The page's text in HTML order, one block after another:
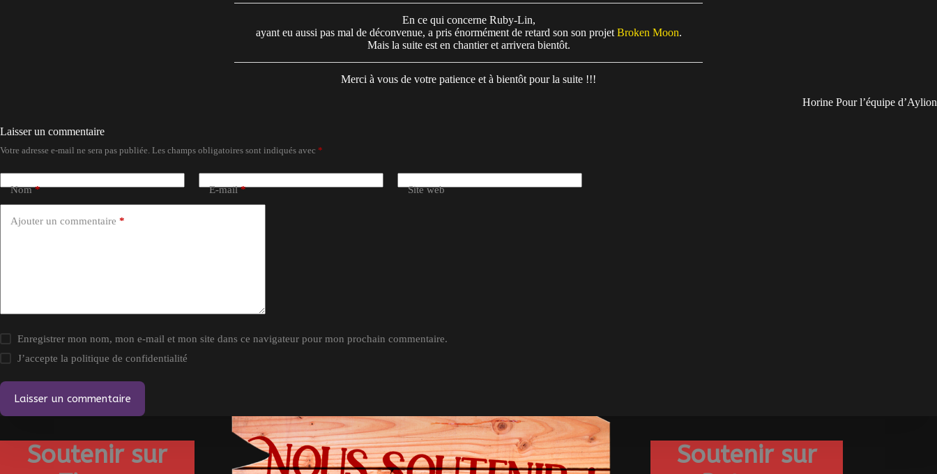
En ce qui concerne Ruby-Lin,
ayant eu aussi pas mal de déconvenue, a pris énormément de retard son son projet ⁠ Broken Moon.
Mais la suite est en chantier et arrivera bientôt.
Merci à vous de votre patience et à bientôt pour la suite !!!
Horine Pour l’équipe d’Aylion
Laisser un commentaire
Votre adresse e-mail ne sera pas publiée. Les champs obligatoires sont indiqués avec *
Nom* E-mail* Site web
Ajouter un commentaire *
Enregistrer mon nom, mon e-mail et mon site dans ce navigateur pour mon prochain commentaire.
J’accepte lapolitique de confidentialité
Laisser un commentaire
Soutenir sur
Soutenir sur